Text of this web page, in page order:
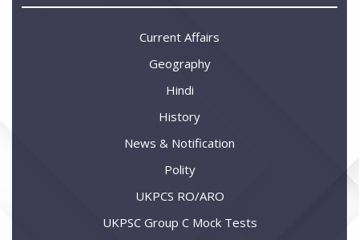
Current Affairs
Geography
Hindi
History
News & Notification
Polity
UKPCS RO/ARO
UKPSC Group C Mock Tests